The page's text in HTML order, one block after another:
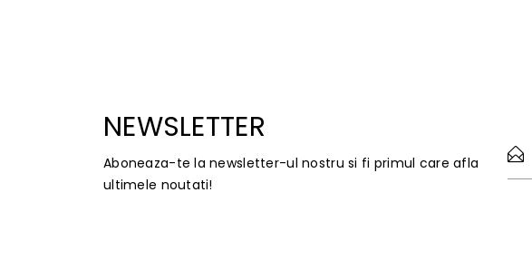
NEWSLETTER
Aboneaza-te la newsletter-ul nostru si fi primul care afla
ultimele noutati!